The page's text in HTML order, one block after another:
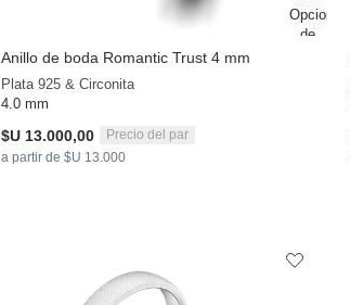
Anillo de boda Romantic Trust 4 mm
Plata 925 & Circonita
4.0 mm
$U 13.000,00
Precio del par
a partir de $U 13.000